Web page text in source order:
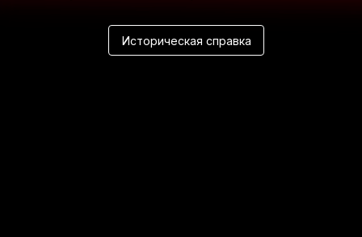
Историческая справка